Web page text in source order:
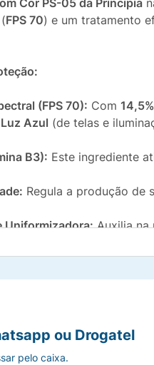
Cor PS-05 da Principia
FPS 70) e um tratamento
(FPS 70): Com
Luz Azul (de telas e
B3): Este ingrediente
Regula a produção de
Uniformizadora:Auxilia na
ACor 2.0disfarça
ou Drogatel
pelo caixa.